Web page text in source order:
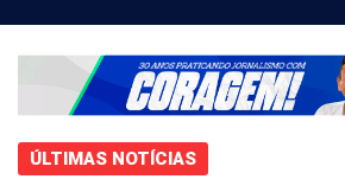
ÚLTIMAS NOTÍCIAS